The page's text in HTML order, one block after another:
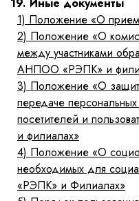
1) Положение «О
2) Положение «О
между участниками
АНПОО «РЭПК» и
3) Положение «О
передаче персональных
посетителей и
и филиалах»
4) Положение «О
необходимых для
«РЭПК» и Филиалах»